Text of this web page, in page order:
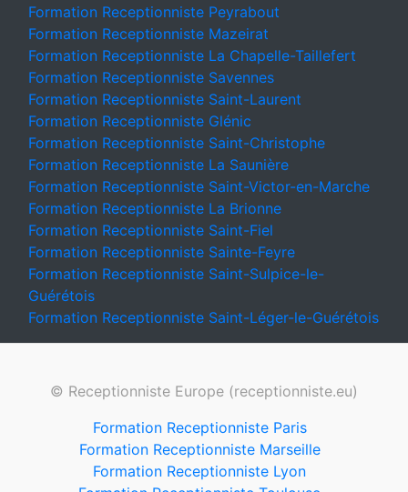
Formation Receptionniste Peyrabout
Formation Receptionniste Mazeirat
Formation Receptionniste La Chapelle-Taillefert
Formation Receptionniste Savennes
Formation Receptionniste Saint-Laurent
Formation Receptionniste Glénic
Formation Receptionniste Saint-Christophe
Formation Receptionniste La Saunière
Formation Receptionniste Saint-Victor-en-Marche
Formation Receptionniste La Brionne
Formation Receptionniste Saint-Fiel
Formation Receptionniste Sainte-Feyre
Formation Receptionniste Saint-Sulpice-le-
Guérétois
Formation Receptionniste Saint-Léger-le-Guérétois
© Receptionniste Europe (receptionniste.eu)
Formation Receptionniste Paris
Formation Receptionniste Marseille
Formation Receptionniste Lyon